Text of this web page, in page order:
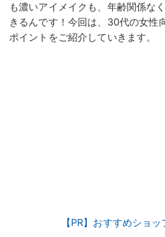
も濃いアイメイクも、年齢関係な
きるんです！今回は、30代の女性
ポイントをご紹介していきます。
【PR】おすすめショ